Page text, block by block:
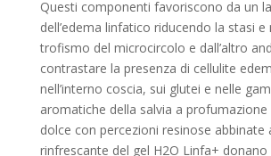
Questi componenti favoriscono da un
dell’edema linfatico riducendo la stasi
trofismo del microcircolo e dall’altro
contrastare la presenza di cellulite
nell’interno coscia, sui glutei e nelle
aromatiche della salvia a profumazione
dolce con percezioni resinose abbinate
rinfrescante del gel H2O Linfa+ donano